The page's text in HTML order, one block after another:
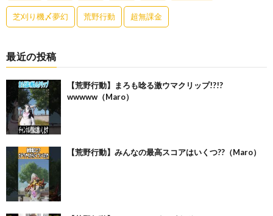
芝刈り機〆夢幻 荒野行動 超無課金
最近の投稿
【荒野行動】まろも唸る激ウマクリップ!?!?
wwwww（Maro）
【荒野行動】みんなの最高スコアはいくつ??（Maro）